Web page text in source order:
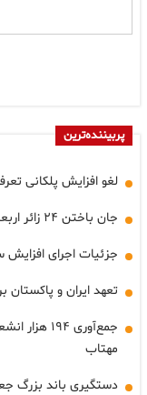
پربیننده‌ترین
لغو افزایش پلکانی
جان باختن ۲۴ زائر اربعین در تصادفات
جزئیات اجرای
تعهد ایران و پاکستان برای
جمع‌آوری
مهتاب